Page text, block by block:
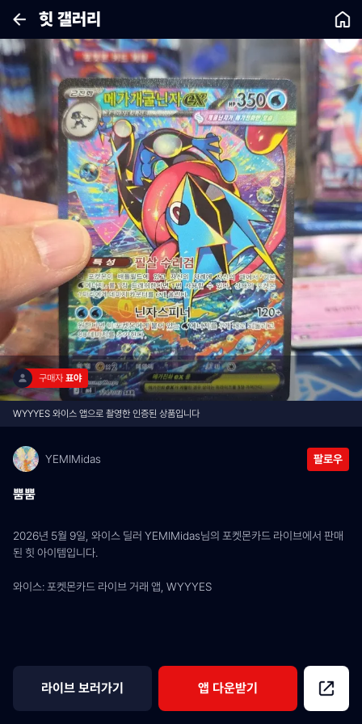
힛 갤러리
구매자 표야
WYYYES 와이스 앱으로 촬영한 인증된 상품입니다
YEMIMidas 팔로우
뿜뿜
2026년 5월 9일, 와이스 딜러 YEMIMidas님의 포켓몬카드 라이브에서 판매
된 힛 아이템입니다.
와이스: 포켓몬카드 라이브 거래 앱, WYYYES
라이브 보러가기 앱 다운받기